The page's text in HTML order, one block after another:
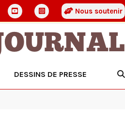
Nous soutenir
DESSINS DE PRESSE